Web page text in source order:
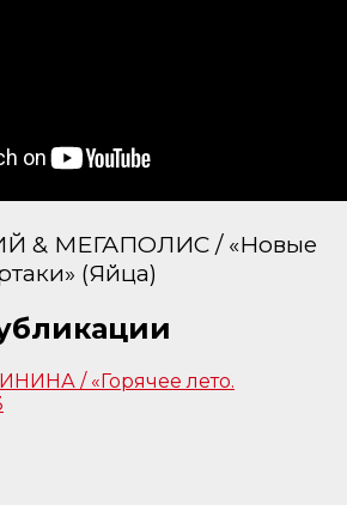
& МЕГАПОЛИС / «Новые
(Яйца)